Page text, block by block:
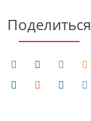
Поделиться